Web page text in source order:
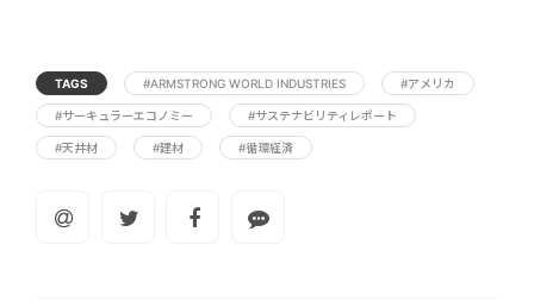
TAGS #ARMSTRONG WORLD INDUSTRIES #アメリカ
#サーキュラーエコノミー #サステナビリティレポート
#天井材 #建材 #循環経済